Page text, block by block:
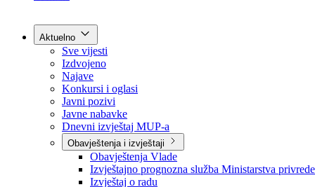
Kontakt
Aktuelno
Sve vijesti
Izdvojeno
Najave
Konkursi i oglasi
Javni pozivi
Javne nabavke
Dnevni izvještaj MUP-a
Obavještenja i izvještaji